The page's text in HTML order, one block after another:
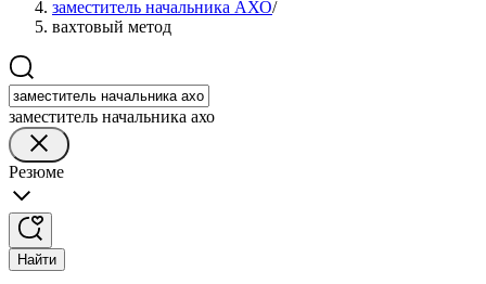
заместитель начальника АХО/
вахтовый метод
заместитель начальника ахо
Резюме
Найти